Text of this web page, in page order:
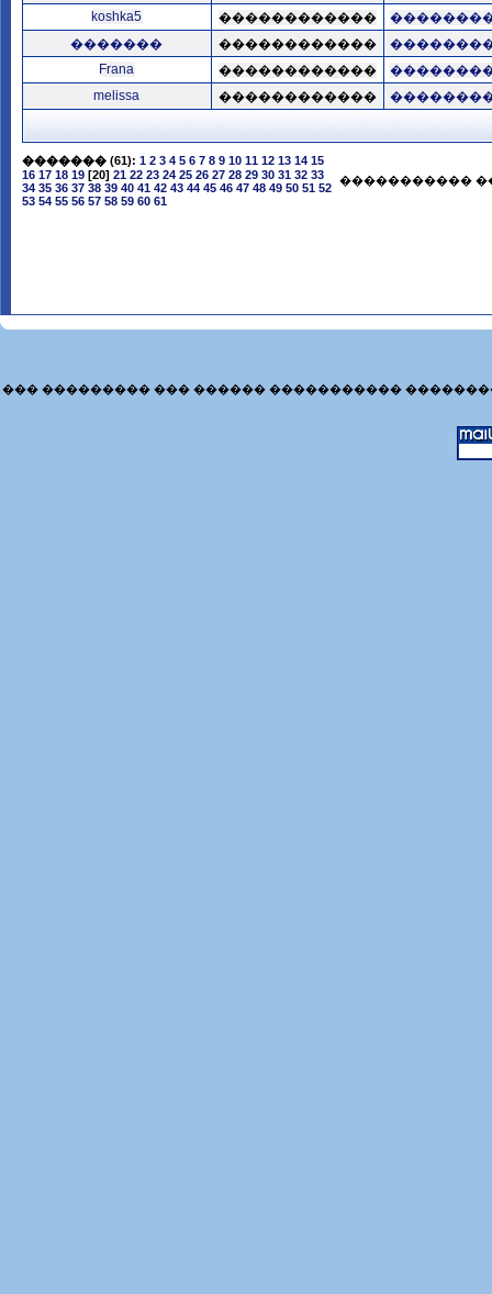
koshka5
������������
�������
������������
Frana
������������
melissa
������������
������� (61): 1 2 3 4 5 6 7 8 9 10 11 12 13 14 15
16 17 18 19 [20] 21 22 23 24 25 26 27 28 29 30 31 32 33
34 35 36 37 38 39 40 41 42 43 44 45 46 47 48 49 50 51 52
53 54 55 56 57 58 59 60 61
�����������
��� ��������� ��� ������ �����������